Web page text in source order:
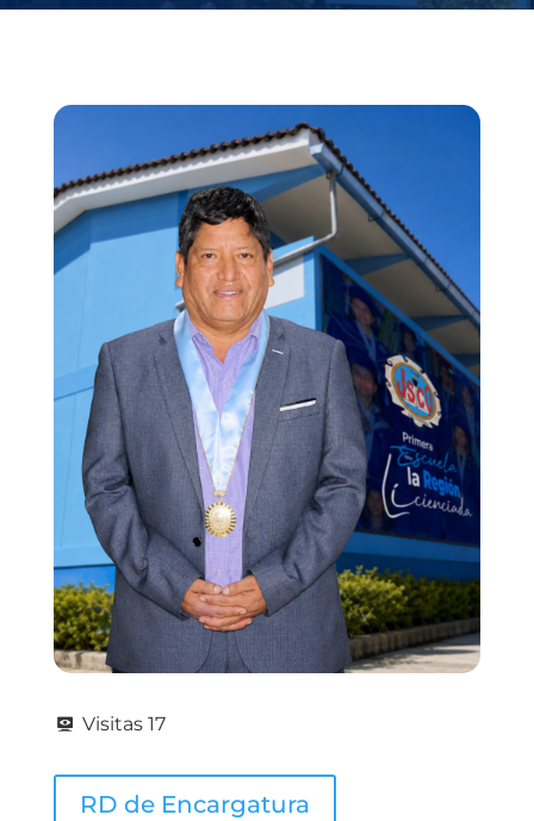
Visitas 17
RD de Encargatura